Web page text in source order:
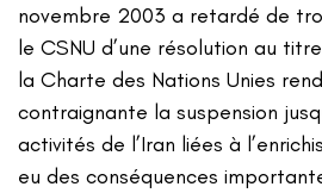
novembre 2003 a retardé de
le CSNU d’une résolution au
la Charte des Nations Unies
contraignante la suspension
activités de l’Iran liées à
eu des conséquences